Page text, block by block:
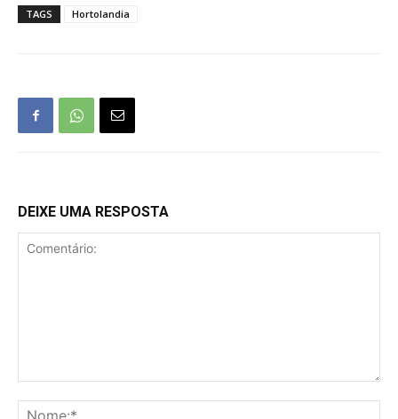
TAGS Hortolandia
DEIXE UMA RESPOSTA